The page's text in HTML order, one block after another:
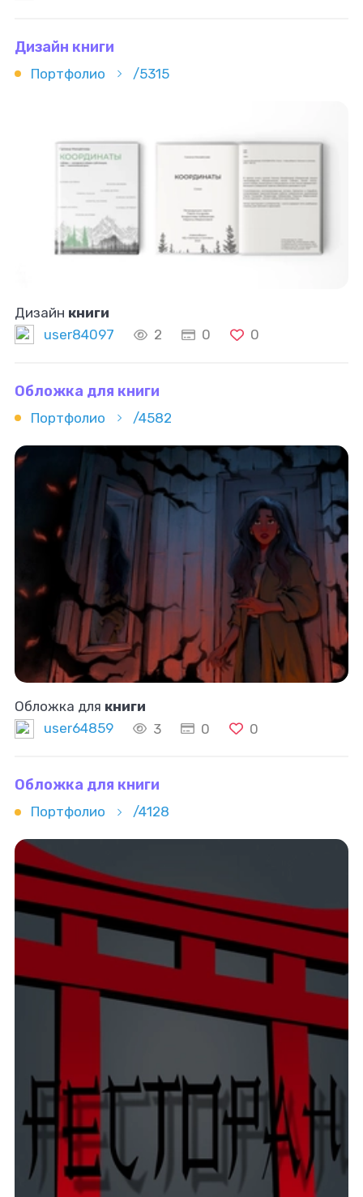
Дизайн книги
Портфолио /5315
Дизайн книги
user84097
2 0 0
Обложка для книги
Портфолио /4582
Обложка для книги
user64859
3 0 0
Обложка для книги
Портфолио /4128